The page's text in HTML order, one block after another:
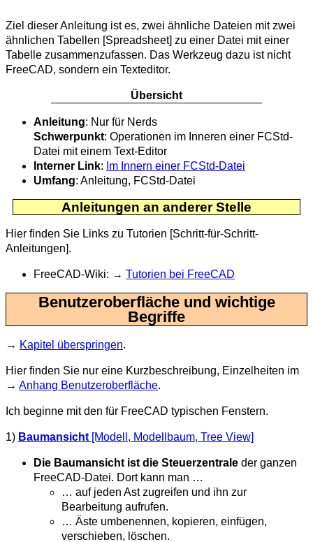
Ziel dieser Anleitung ist es, zwei ähnliche Dateien mit zwei
ähnlichen Tabellen [Spreadsheet] zu einer Datei mit einer
Tabelle zusammenzufassen. Das Werkzeug dazu ist nicht
FreeCAD, sondern ein Texteditor.
Übersicht
Anleitung: Nur für Nerds
Schwerpunkt: Operationen im Inneren einer FCStd-
Datei mit einem Text-Editor
Interner Link: Im Innern einer FCStd-Datei
Umfang: Anleitung, FCStd-Datei
Anleitungen an anderer Stelle
Hier finden Sie Links zu Tutorien [Schritt-für-Schritt-
Anleitungen].
FreeCAD-Wiki: → Tutorien bei FreeCAD
Benutzeroberfläche und wichtige
Begriffe
→ Kapitel überspringen.
Hier finden Sie nur eine Kurzbeschreibung, Einzelheiten im
→ Anhang Benutzeroberfläche.
Ich beginne mit den für FreeCAD typischen Fenstern.
1) Baumansicht [Modell, Modellbaum, Tree View]
Die Baumansicht ist die Steuerzentrale der ganzen
FreeCAD-Datei. Dort kann man …
… auf jeden Ast zugreifen und ihn zur
Bearbeitung aufrufen.
… Äste umbenennen, kopieren, einfügen,
verschieben, löschen.